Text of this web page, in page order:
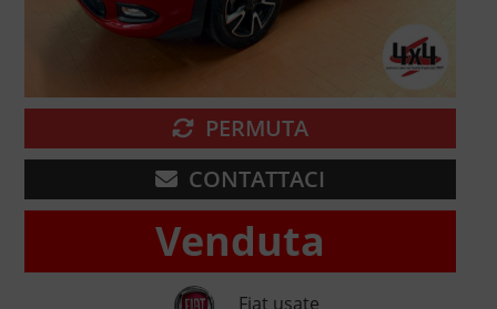
PERMUTA
CONTATTACI
Venduta
Fiat usate